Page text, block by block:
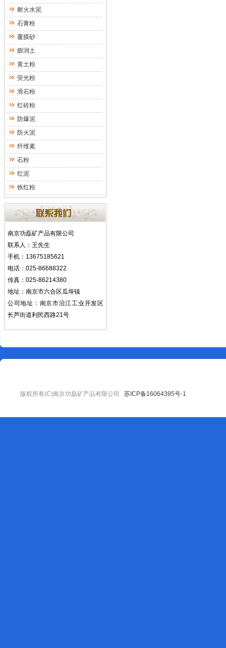
耐火水泥
石膏粉
覆膜砂
膨润土
黄土粉
荧光粉
滑石粉
红砖粉
防爆泥
防火泥
纤维素
石粉
红泥
铁红粉
南京功磊矿产品有限公司
联系人：王先生
手机：13675185621
电话：025-86688322
传真：025-86214380
地址：南京市六合区瓜埠镇
公司地址：南京市沿江工业开发区
长芦街道利民西路21号
版权所有(C)南京功磊矿产品有限公司 苏ICP备16064395号-1